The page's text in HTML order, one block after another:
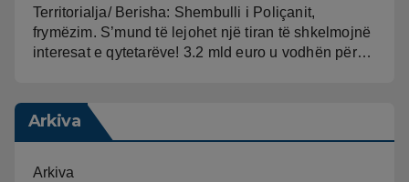
Territorialja/ Berisha: Shembulli i Poliçanit,
frymëzim. S’mund të lejohet një tiran të shkelmojnë
interesat e qytetarëve! 3.2 mld euro u vodhën për…
Arkiva
Arkiva